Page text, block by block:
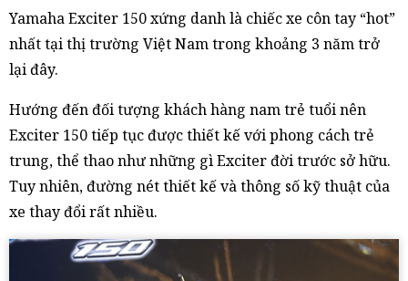
Yamaha Exciter 150 xứng danh là chiếc xe côn tay “hot”
nhất tại thị trường Việt Nam trong khoảng 3 năm trở
lại đây.
Hướng đến đối tượng khách hàng nam trẻ tuổi nên
Exciter 150 tiếp tục được thiết kế với phong cách trẻ
trung, thể thao như những gì Exciter đời trước sở hữu.
Tuy nhiên, đường nét thiết kế và thông số kỹ thuật của
xe thay đổi rất nhiều.